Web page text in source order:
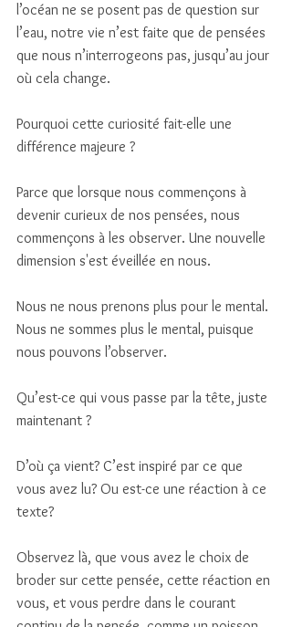
l’océan ne se posent pas de question sur
l’eau, notre vie n’est faite que de pensées
que nous n’interrogeons pas, jusqu’au jour
où cela change.
Pourquoi cette curiosité fait-elle une
différence majeure ?
Parce que lorsque nous commençons à
devenir curieux de nos pensées, nous
commençons à les observer. Une nouvelle
dimension s'est éveillée en nous.
Nous ne nous prenons plus pour le mental.
Nous ne sommes plus le mental, puisque
nous pouvons l’observer.
Qu’est-ce qui vous passe par la tête, juste
maintenant ?
D’où ça vient? C’est inspiré par ce que
vous avez lu? Ou est-ce une réaction à ce
texte?
Observez là, que vous avez le choix de
broder sur cette pensée, cette réaction en
vous, et vous perdre dans le courant